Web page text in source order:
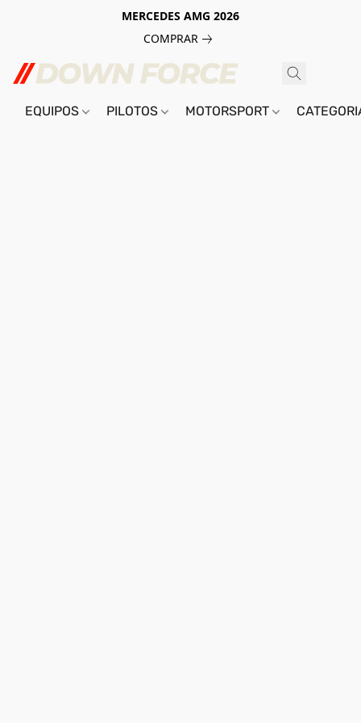
MERCEDES AMG 2026
COMPRAR
EQUIPOS PILOTOS MOTORSPORT